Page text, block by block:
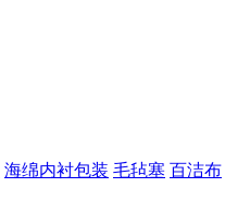
海绵内衬包装 毛毡塞 百洁布